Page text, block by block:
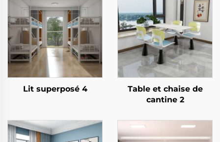
Lit superposé 4
Table et chaise de
cantine 2